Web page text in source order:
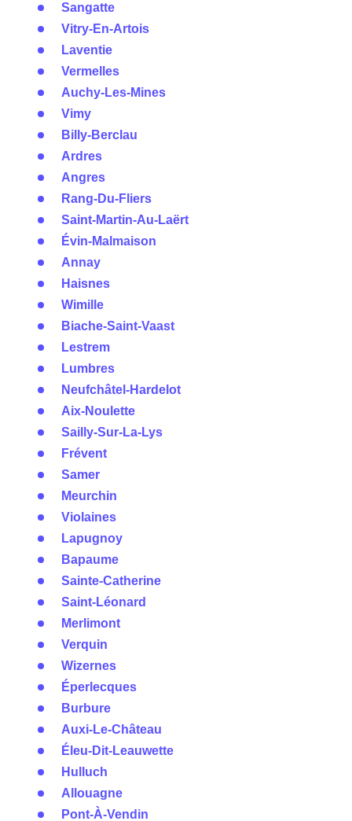
Sangatte
Vitry-En-Artois
Laventie
Vermelles
Auchy-Les-Mines
Vimy
Billy-Berclau
Ardres
Angres
Rang-Du-Fliers
Saint-Martin-Au-Laërt
Évin-Malmaison
Annay
Haisnes
Wimille
Biache-Saint-Vaast
Lestrem
Lumbres
Neufchâtel-Hardelot
Aix-Noulette
Sailly-Sur-La-Lys
Frévent
Samer
Meurchin
Violaines
Lapugnoy
Bapaume
Sainte-Catherine
Saint-Léonard
Merlimont
Verquin
Wizernes
Éperlecques
Burbure
Auxi-Le-Château
Éleu-Dit-Leauwette
Hulluch
Allouagne
Pont-À-Vendin